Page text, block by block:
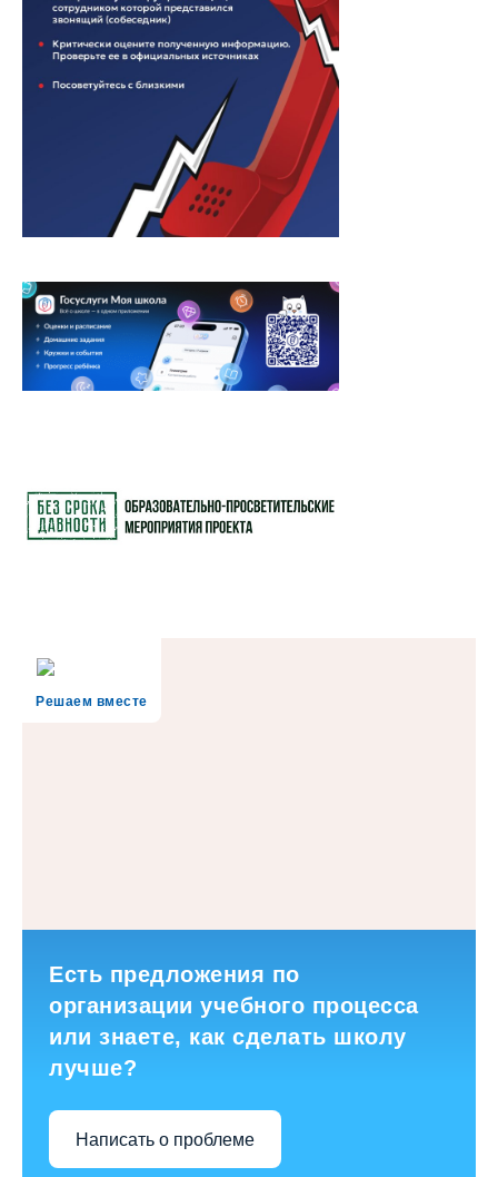
Решаем вместе
Есть предложения по
организации учебного процесса
или знаете, как сделать школу
лучше?
Написать о проблеме